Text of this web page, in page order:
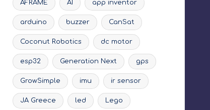
AFRAME AI app inventor
arduino buzzer CanSat
Coconut Robotics dc motor
esp32 Generation Next gps
GrowSimple imu ir sensor
JA Greece led Lego